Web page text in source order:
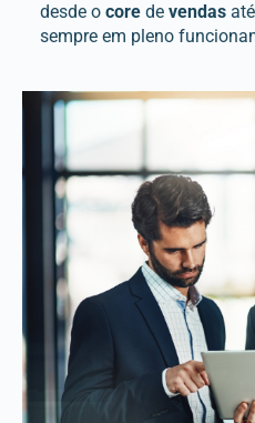
desde o core de vendas
sempre em pleno